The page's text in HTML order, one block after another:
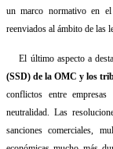
un marco normativo en el
reenviados al ámbito de las
El último aspecto a
(SSD) de la OMC y los
conflictos entre empresas
neutralidad. Las
sanciones comerciales,